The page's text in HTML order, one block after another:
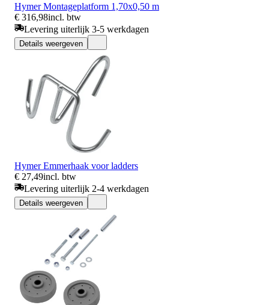
Hymer Montageplatform 1,70x0,50 m
€ 316,98incl. btw
Levering uiterlijk 3-5 werkdagen
Details weergeven
Hymer Emmerhaak voor ladders
€ 27,49incl. btw
Levering uiterlijk 2-4 werkdagen
Details weergeven